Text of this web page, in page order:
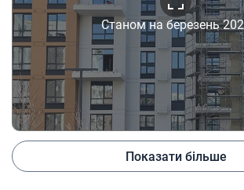
Станом на березень
Показати більше